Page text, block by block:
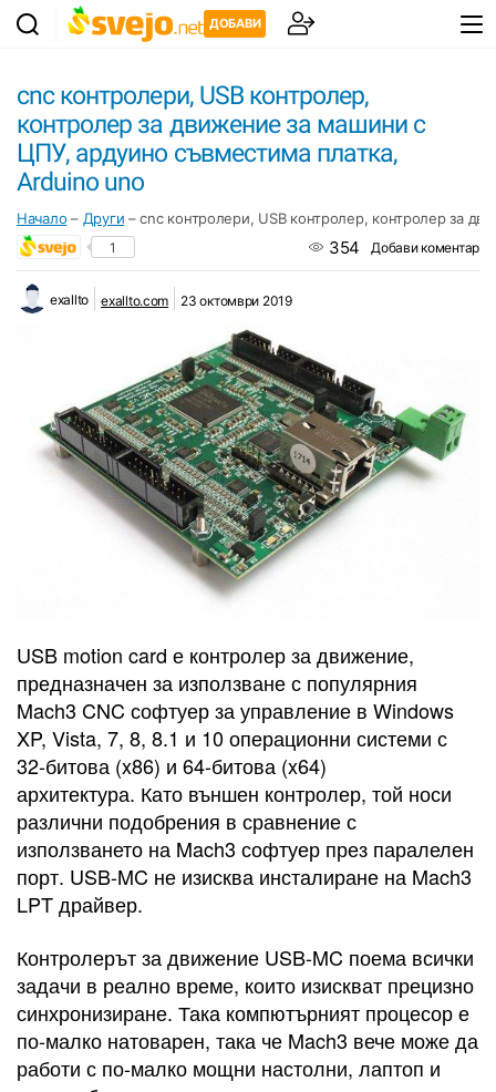
ДОБАВИ
cnc контролери, USB контролер,
контролер за движение за машини с
ЦПУ, ардуино съвместима платка,
Arduino uno
Начало – Други –cnc контролери, USB контролер, контролер за
1 354 Добави коментар
exallto exallto.com 23 октомври 2019
USB motion card е контролер за движение,
предназначен за използване с популярния
Mach3 CNC софтуер за управление в Windows
XP, Vista, 7, 8, 8.1 и 10 операционни системи с
32-битова (x86) и 64-битова (x64)
архитектура. Като външен контролер, той носи
различни подобрения в сравнение с
използването на Mach3 софтуер през паралелен
порт. USB-MC не изисква инсталиране на Mach3
LPT драйвер.
Контролерът за движение USB-MC поема всички
задачи в реално време, които изискват прецизно
синхронизиране. Така компютърният процесор е
по-малко натоварен, така че Mach3 вече може да
работи с по-малко мощни настолни, лаптоп и